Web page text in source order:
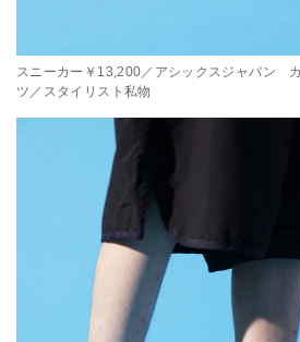
スニーカー￥13,200／アシックスジャパン
ツ／スタイリスト私物